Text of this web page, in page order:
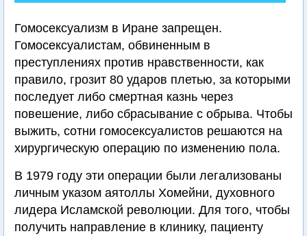
Гомосексуализм в Иране запрещен.
Гомосексуалистам, обвиненным в
преступлениях против нравственности, как
правило, грозит 80 ударов плетью, за которыми
последует либо смертная казнь через
повешение, либо сбрасывание с обрыва. Чтобы
выжить, сотни гомосексуалистов решаются на
хирургическую операцию по изменению пола.
В 1979 году эти операции были легализованы
личным указом аятоллы Хомейни, духовного
лидера Исламской революции. Для того, чтобы
получить направление в клинику, пациенту